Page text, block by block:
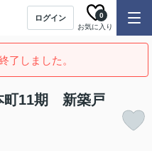
ログイン
お気に入り
0
了しました。
町11期 新築戸